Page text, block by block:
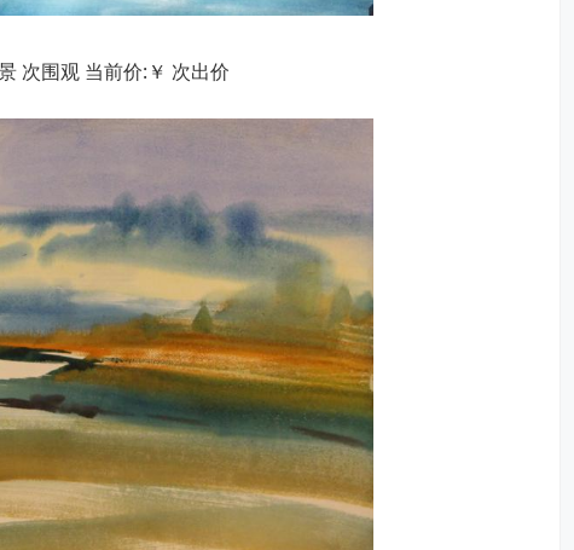
次围观 当前价:￥ 次出价